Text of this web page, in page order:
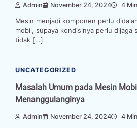
Admin November 24, 2024 4
Mesin menjadi komponen perlu
mobil, supaya kondisinya perlu dijaga
tidak […]
UNCATEGORIZED
Masalah Umum pada Mesin
Menanggulanginya
Admin November 24, 2024 4